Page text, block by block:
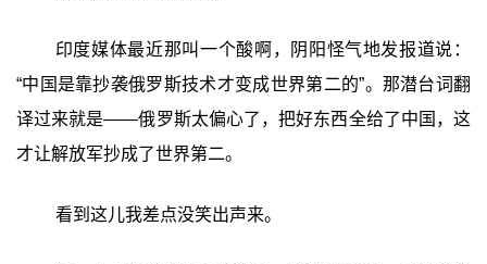
印度媒体最近那叫一个酸啊，阴阳怪气地发报道说：
“中国是靠抄袭俄罗斯技术才变成世界第二的”。那潜台词翻
译过来就是——俄罗斯太偏心了，把好东西全给了中国，这
才让解放军抄成了世界第二。
看到这儿我差点没笑出声来。